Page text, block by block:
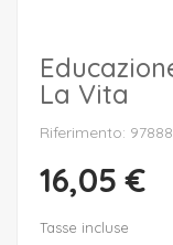
La Vita
Riferimento:
16,05 €
Tasse incluse